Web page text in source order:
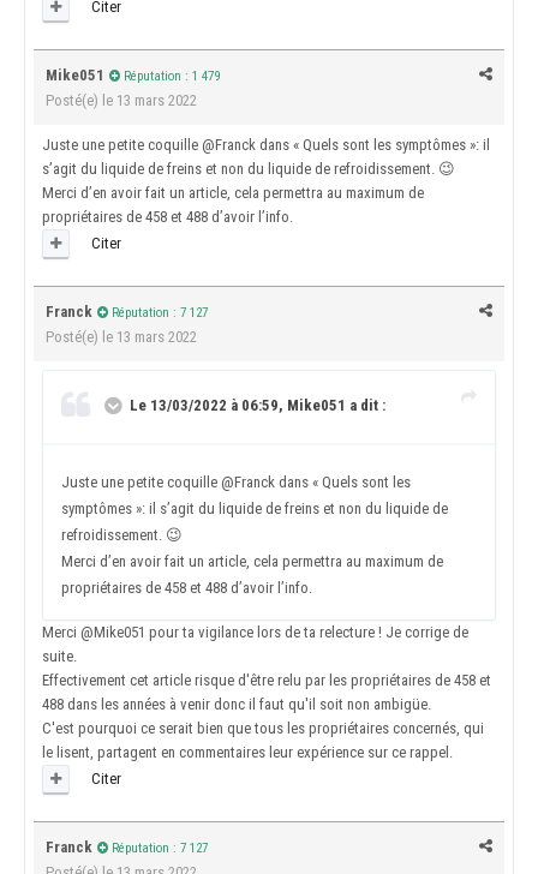
Citer
Mike051 Réputation : 1 479
Posté(e) le 13 mars 2022
Juste une petite coquille @Franck dans « Quels sont les symptômes »: il
s’agit du liquide de freins et non du liquide de refroidissement. 😉
Merci d’en avoir fait un article, cela permettra au maximum de
propriétaires de 458 et 488 d’avoir l’info.
Citer
Franck Réputation : 7 127
Posté(e) le 13 mars 2022
Le 13/03/2022 à 06:59, Mike051 a dit :
Juste une petite coquille @Franck dans « Quels sont les
symptômes »: il s’agit du liquide de freins et non du liquide de
refroidissement. 😉
Merci d’en avoir fait un article, cela permettra au maximum de
propriétaires de 458 et 488 d’avoir l’info.
Merci @Mike051 pour ta vigilance lors de ta relecture ! Je corrige de
suite.
Effectivement cet article risque d'être relu par les propriétaires de 458 et
488 dans les années à venir donc il faut qu'il soit non ambigüe.
C'est pourquoi ce serait bien que tous les propriétaires concernés, qui
le lisent, partagent en commentaires leur expérience sur ce rappel.
Citer
Franck Réputation : 7 127